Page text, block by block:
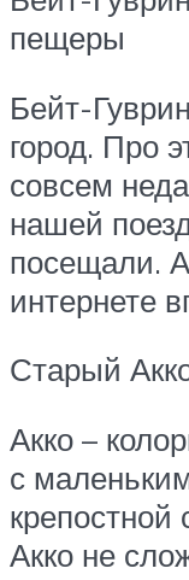
пещеры
Бейт-
город. Про
совсем
нашей
посещали.
интернете
Старый
Акко –
с
крепостной
Акко не